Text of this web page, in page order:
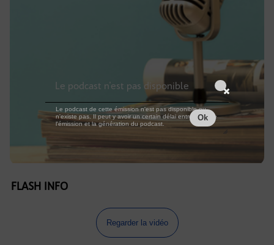
FLASH INFO
Regarder la vidéo
Le podcast n'est pas disponible
Le podcast de cette émission n'est pas disponible ou
n'existe pas. Il peut y avoir un certain délai entre la fin de
l'émission et la génération du podcast.
Ok